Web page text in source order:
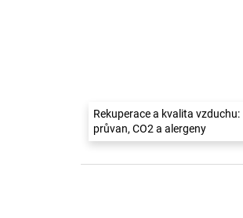
Rekuperace a kvalita vzduchu:
průvan, CO2 a alergeny